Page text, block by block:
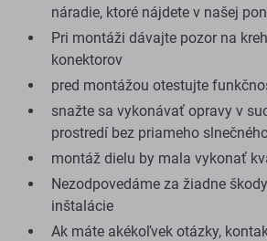
náradie, ktoré nájdete v našej
Pri montáži dávajte pozor na
konektorov
pred montážou otestujte
snažte sa vykonávať opravy v
prostredí bez priameho
montáž dielu by mala vykonať
Nezodpovedáme za žiadne
inštalácie
Ak máte akékoľvek otázky,